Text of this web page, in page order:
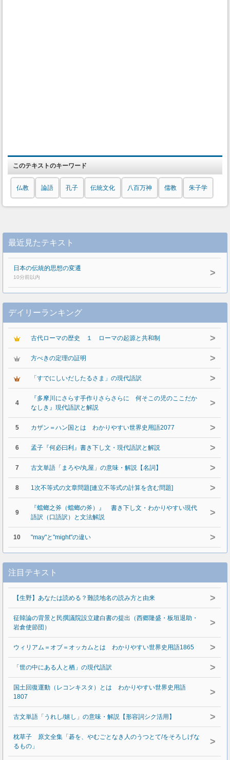
このテキストのキーワード
仏教 論語 孔子 伝統文化 八百万神 儒教 朱子学
最近見たテキスト
日本の伝統的思想の変遷
10分前以内 >
デイリーランキング
古代ローマの歴史 １ ローマの起源と共和制 >
方べきの定理の証明 >
「すでにしいだしたるさま」の現代語訳 >
4
『多摩川にさらす手作りさらさらに 何そこの児のここだか
なしき』現代語訳と解説
>
5 カザン＝ハン国とは わかりやすい世界史用語2077 >
6 孟子『何必曰利』書き下し文・現代語訳と解説 >
7 古文単語「まろや/丸屋」の意味・解説【名詞】 >
8 1次不等式の文章問題[連立不等式の計算を含む問題] >
9
『蟷螂之斧（蟷螂の斧）』 書き下し文・わかりやすい現代
語訳（口語訳）と文法解説
>
10 "may"と"might"の違い >
注目テキスト
【生野】あなたは読める？難読地名の読み方と由来 >
征韓論の背景と民撰議院設立建白書の提出（西郷隆盛・板垣退助・
岩倉使節団）
>
ウィリアム＝オブ＝オッカムとは わかりやすい世界史用語1865 >
「世の中にある人と栖」の現代語訳 >
国土回復運動（レコンキスタ）とは わかりやすい世界史用語
1807
>
古文単語「うれし/嬉し」の意味・解説【形容詞シク活用】 >
枕草子 原文全集「碁を、やむごとなき人のうつとて/をそろしげな
るもの」
>